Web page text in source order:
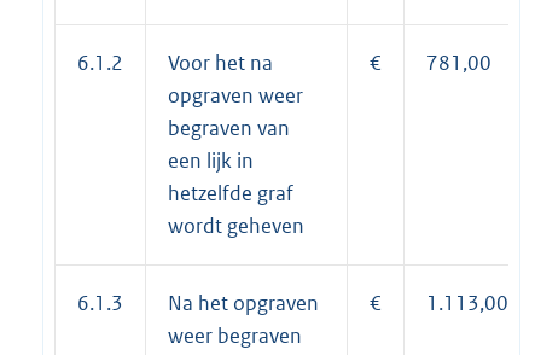
6.1.2
Voor het na
opgraven weer
begraven van
een lijk in
hetzelfde graf
wordt geheven
€ 781,00
6.1.3
Na het opgraven
weer begraven
€ 1.113,00